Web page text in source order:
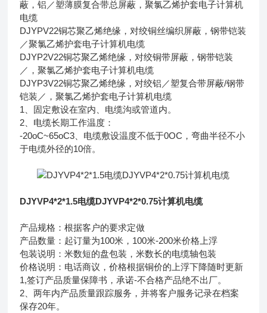
蔽，铝／塑薄膜复合带总屏蔽，聚氯乙烯护套电子计算机
电缆
DJYPV22铜芯聚乙烯绝缘，对绞铜丝编织屏蔽，钢带铠装
／聚氯乙烯护套电子计算机电缆
DJYP2V22铜芯聚乙烯绝缘，对绞铜带屏蔽，钢带铠装
／，聚氯乙烯护套电子计算机电缆
DJYP3V22铜芯聚乙烯绝缘，对绞铝／塑复合带屏蔽/钢带
铠装／，聚氯乙烯护套电子计算机电缆
1、固定敷设在室内、电缆沟或管道内。
2、电缆长期工作温度：
-20oC~65oC3、电缆敷设温度不低于0OC，弯曲半径不小
于电缆外径的10倍。
DJYVP4*2*1.5电缆DJYVP4*2*0.75计算机电缆
产品规格：根据客户的要求定做
产品数量：起订量为100米，100米-200米价格上浮
包装说明：米数短的盘包装，米数长的电缆轴包装
价格说明：电话商议，价格根据铜价的上浮下降随时更新
1,签订产品质量保障书，承诺-不合格产品绝不出厂。
2、两年内产品质量跟踪服务，并将客户服务记录在档案
保存20年。